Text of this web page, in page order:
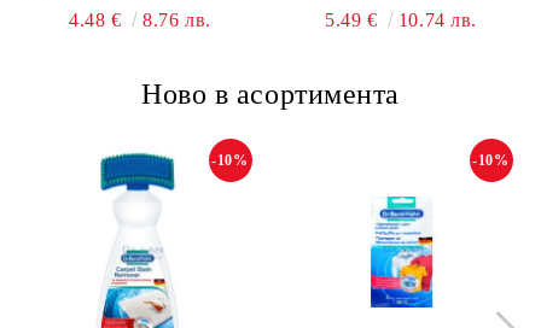
ПОЧИСТВАНЕ 300ГР.
4.48 € 8.76 лв.
MULTIPURPOSE 72БР
5.49 € 10.74 лв.
Ново в асортимента
-10% -10%